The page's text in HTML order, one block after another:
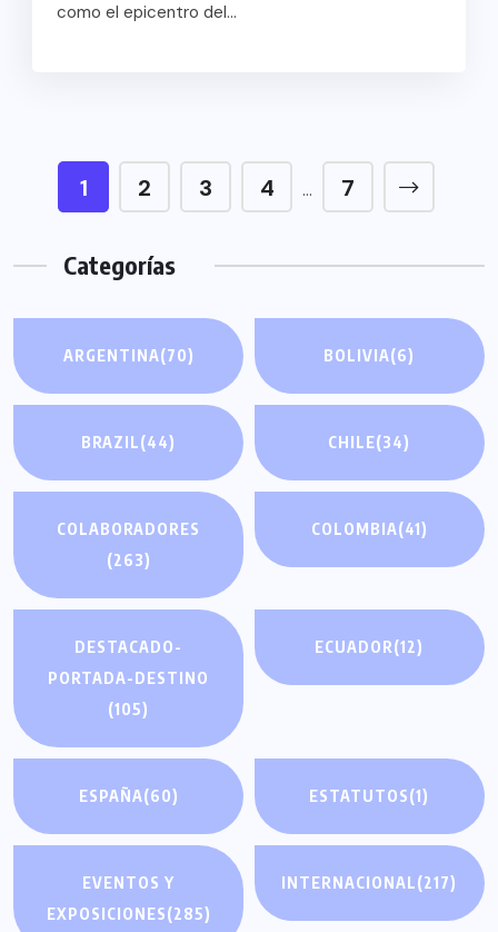
como el epicentro del...
1 2 3 4 … 7
Categorías
ARGENTINA(70) BOLIVIA(6)
BRAZIL(44) CHILE(34)
COLABORADORES
(263)
COLOMBIA(41)
DESTACADO-
PORTADA-DESTINO
(105)
ECUADOR(12)
ESPAÑA(60) ESTATUTOS(1)
EVENTOS Y
EXPOSICIONES(285)
INTERNACIONAL(217)